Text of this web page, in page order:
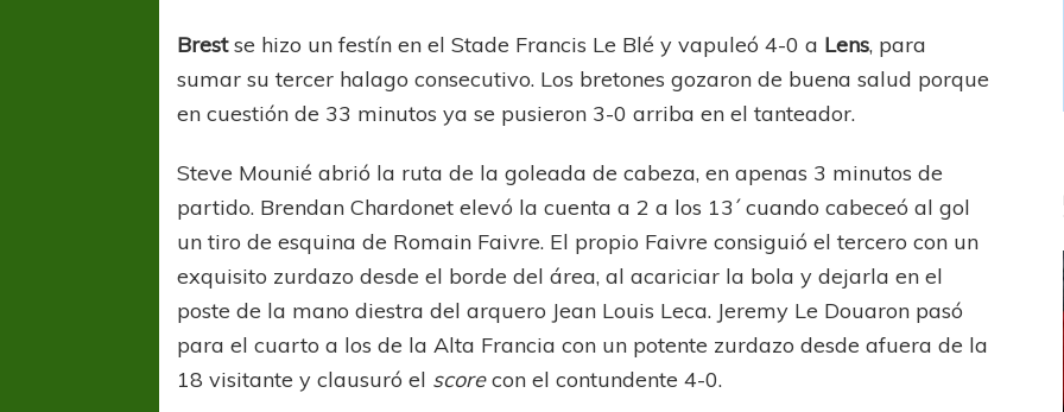
Brestse hizo un festín en el Stade Francis Le Blé y vapuleó 4-0 a Lens, para
sumar su tercer halago consecutivo. Los bretones gozaron de buena salud porque
en cuestión de 33 minutos ya se pusieron 3-0 arriba en el tanteador.
Steve Mounié abrió la ruta de la goleada de cabeza, en apenas 3 minutos de
partido. Brendan Chardonet elevó la cuenta a 2 a los 13´ cuando cabeceó al gol
un tiro de esquina de Romain Faivre. El propio Faivre consiguió el tercero con un
exquisito zurdazo desde el borde del área, al acariciar la bola y dejarla en el
poste de la mano diestra del arquero Jean Louis Leca. Jeremy Le Douaron pasó
para el cuarto a los de la Alta Francia con un potente zurdazo desde afuera de la
18 visitante y clausuró el scorecon el contundente 4-0.